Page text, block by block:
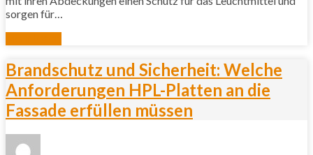
sorgen für…
Brandschutz und Sicherheit: Welche
Anforderungen HPL-Platten an die
Fassade erfüllen müssen